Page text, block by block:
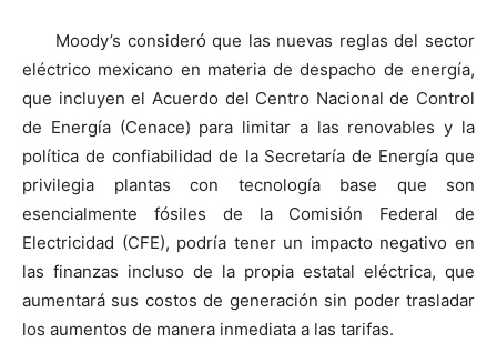
Moody’s consideró que las nuevas reglas del sector
eléctrico mexicano en materia de despacho de energía,
que incluyen el Acuerdo del Centro Nacional de Control
de Energía (Cenace) para limitar a las renovables y la
política de confiabilidad de la Secretaría de Energía que
privilegia plantas con tecnología base que son
esencialmente fósiles de la Comisión Federal de
Electricidad (CFE), podría tener un impacto negativo en
las finanzas incluso de la propia estatal eléctrica, que
aumentará sus costos de generación sin poder trasladar
los aumentos de manera inmediata a las tarifas.